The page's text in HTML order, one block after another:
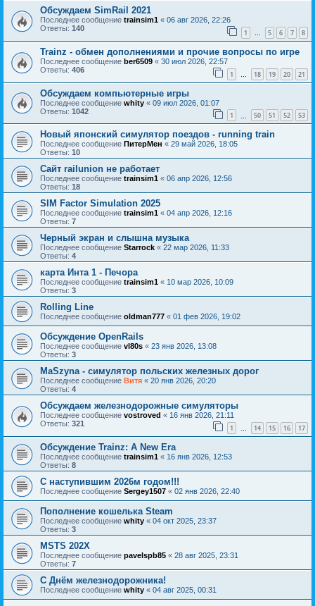
Обсуждаем SimRail 2021
Последнее сообщение trainsim1 « 06 авг 2026, 22:26
Ответы: 140 1 … 5 6 7 8
Trainz - обмен дополнениями и прочие вопросы по игре
Последнее сообщение ber6509 « 30 июл 2026, 22:57
Ответы: 406 1 … 18 19 20 21
Обсуждаем компьютерные игры
Последнее сообщение whity « 09 июл 2026, 01:07
Ответы: 1042 1 50 51 52 53
Новый японский симулятор поездов - running train
Последнее сообщение ПитерМен « 29 май 2026, 18:05
Ответы: 10
Сайт railunion не работает
Последнее сообщение trainsim1 « 06 апр 2026, 12:56
Ответы: 18
SIM Factor Simulation 2025
Последнее сообщение trainsim1 « 04 апр 2026, 12:16
Ответы: 7
Черный экран и слышна музыка
Последнее сообщение Starrock « 22 мар 2026, 11:33
Ответы: 4
карта Инта 1 - Печора
Последнее сообщение trainsim1 « 10 мар 2026, 10:09
Ответы: 3
Rolling Line
Последнее сообщение oldman777 « 01 фев 2026, 19:02
Обсуждение OpenRails
Последнее сообщение vl80s « 23 янв 2026, 13:08
Ответы: 3
MaSzyna - симулятор польских железных дорог
Последнее сообщение Витя « 20 янв 2026, 20:20
Ответы: 4
Обсуждаем железнодорожные симуляторы
Последнее сообщение vostroved « 16 янв 2026, 21:11
Ответы: 321 1 … 14 15 16 17
Обсуждение Trainz: A New Era
Последнее сообщение trainsim1 « 16 янв 2026, 12:53
Ответы: 8
С наступившим 2026м годом!!!
Последнее сообщение Sergey1507 « 02 янв 2026, 22:40
Пополнение кошелька Steam
Последнее сообщение whity « 04 окт 2025, 23:37
Ответы: 3
MSTS 202X
Последнее сообщение pavelspb85 « 28 авг 2025, 23:31
Ответы: 7
С Днём железнодорожника!
Последнее сообщение whity « 04 авг 2025, 00:31